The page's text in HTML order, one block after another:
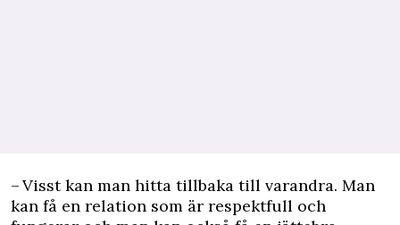
– Visst kan man hitta tillbaka till varandra. Man
kan få en relation som är respektfull och